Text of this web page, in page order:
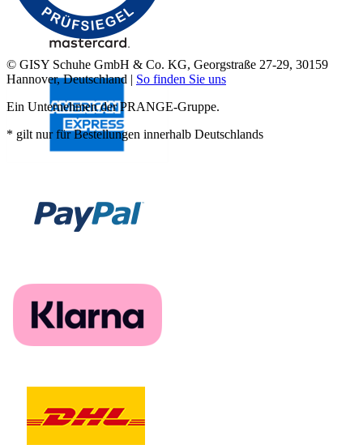
© GISY Schuhe GmbH & Co. KG, Georgstraße 27-29, 30159
Hannover, Deutschland | So finden Sie uns
Ein Unternehmen der PRANGE-Gruppe.
* gilt nur für Bestellungen innerhalb Deutschlands